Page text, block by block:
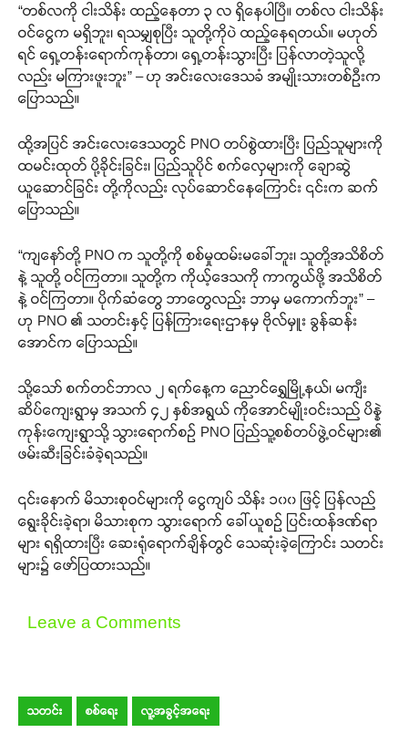
“တစ်လကို ငါးသိန်း ထည့်နေတာ ၃ လ ရှိနေပါပြီ။ တစ်လ ငါးသိန်း
ဝင်ငွေက မရှိဘူး၊ ရသမျှစုပြီး သူတို့ကိုပဲ ထည့်နေရတယ်။ မဟုတ်
ရင် ရှေ့တန်းရောက်ကုန်တာ၊ ရှေ့တန်းသွားပြီး ပြန်လာတဲ့သူလို့
လည်း မကြားဖူးဘူး” – ဟု အင်းလေးဒေသခံ အမျိုးသားတစ်ဦးက
ပြောသည်။
ထို့အပြင် အင်းလေးဒေသတွင် PNO တပ်စွဲထားပြီး ပြည်သူများကို
ထမင်းထုတ် ပို့ခိုင်းခြင်း၊ ပြည်သူပိုင် စက်လှေများကို ချောဆွဲ
ယူဆောင်ခြင်း တို့ကိုလည်း လုပ်ဆောင်နေကြောင်း ၎င်းက ဆက်
ပြောသည်။
“ကျနော်တို့ PNO က သူတို့ကို စစ်မှုထမ်းမခေါ်ဘူး၊ သူတို့အသိစိတ်
နဲ့ သူတို့ ဝင်ကြတာ။ သူတို့က ကိုယ့်ဒေသကို ကာကွယ်ဖို့ အသိစိတ်
နဲ့ ဝင်ကြတာ။ ပိုက်ဆံတွေ ဘာတွေလည်း ဘာမှ မကောက်ဘူး” –
ဟု PNO ၏ သတင်းနှင့် ပြန်ကြားရေးဌာနမှ ဗိုလ်မှူး ခွန်ဆန်း
အောင်က ပြောသည်။
သို့သော် စက်တင်ဘာလ ၂ ရက်နေ့က ညောင်ရွှေမြို့နယ်၊ မကျီး
ဆိပ်ကျေးရွာမှ အသက် ၄၂ နှစ်အရွယ် ကိုအောင်မျိုးဝင်းသည် ပိန္နဲ
ကုန်းကျေးရွာသို့ သွားရောက်စဉ် PNO ပြည်သူ့စစ်တပ်ဖွဲ့ဝင်များ၏
ဖမ်းဆီးခြင်းခံခဲ့ရသည်။
၎င်းနောက် မိသားစုဝင်များကို ငွေကျပ် သိန်း ၁၀၀ ဖြင့် ပြန်လည်
ရွေးခိုင်းခဲ့ရာ၊ မိသားစုက သွားရောက် ခေါ်ယူစဉ် ပြင်းထန်ဒဏ်ရာ
များ ရရှိထားပြီး ဆေးရုံရောက်ချိန်တွင် သေဆုံးခဲ့ကြောင်း သတင်း
များ၌ ဖော်ပြထားသည်။
Leave a Comments
သတင်း စစ်ရေး လူ့အခွင့်အရေး